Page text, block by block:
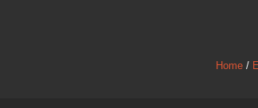
Home /